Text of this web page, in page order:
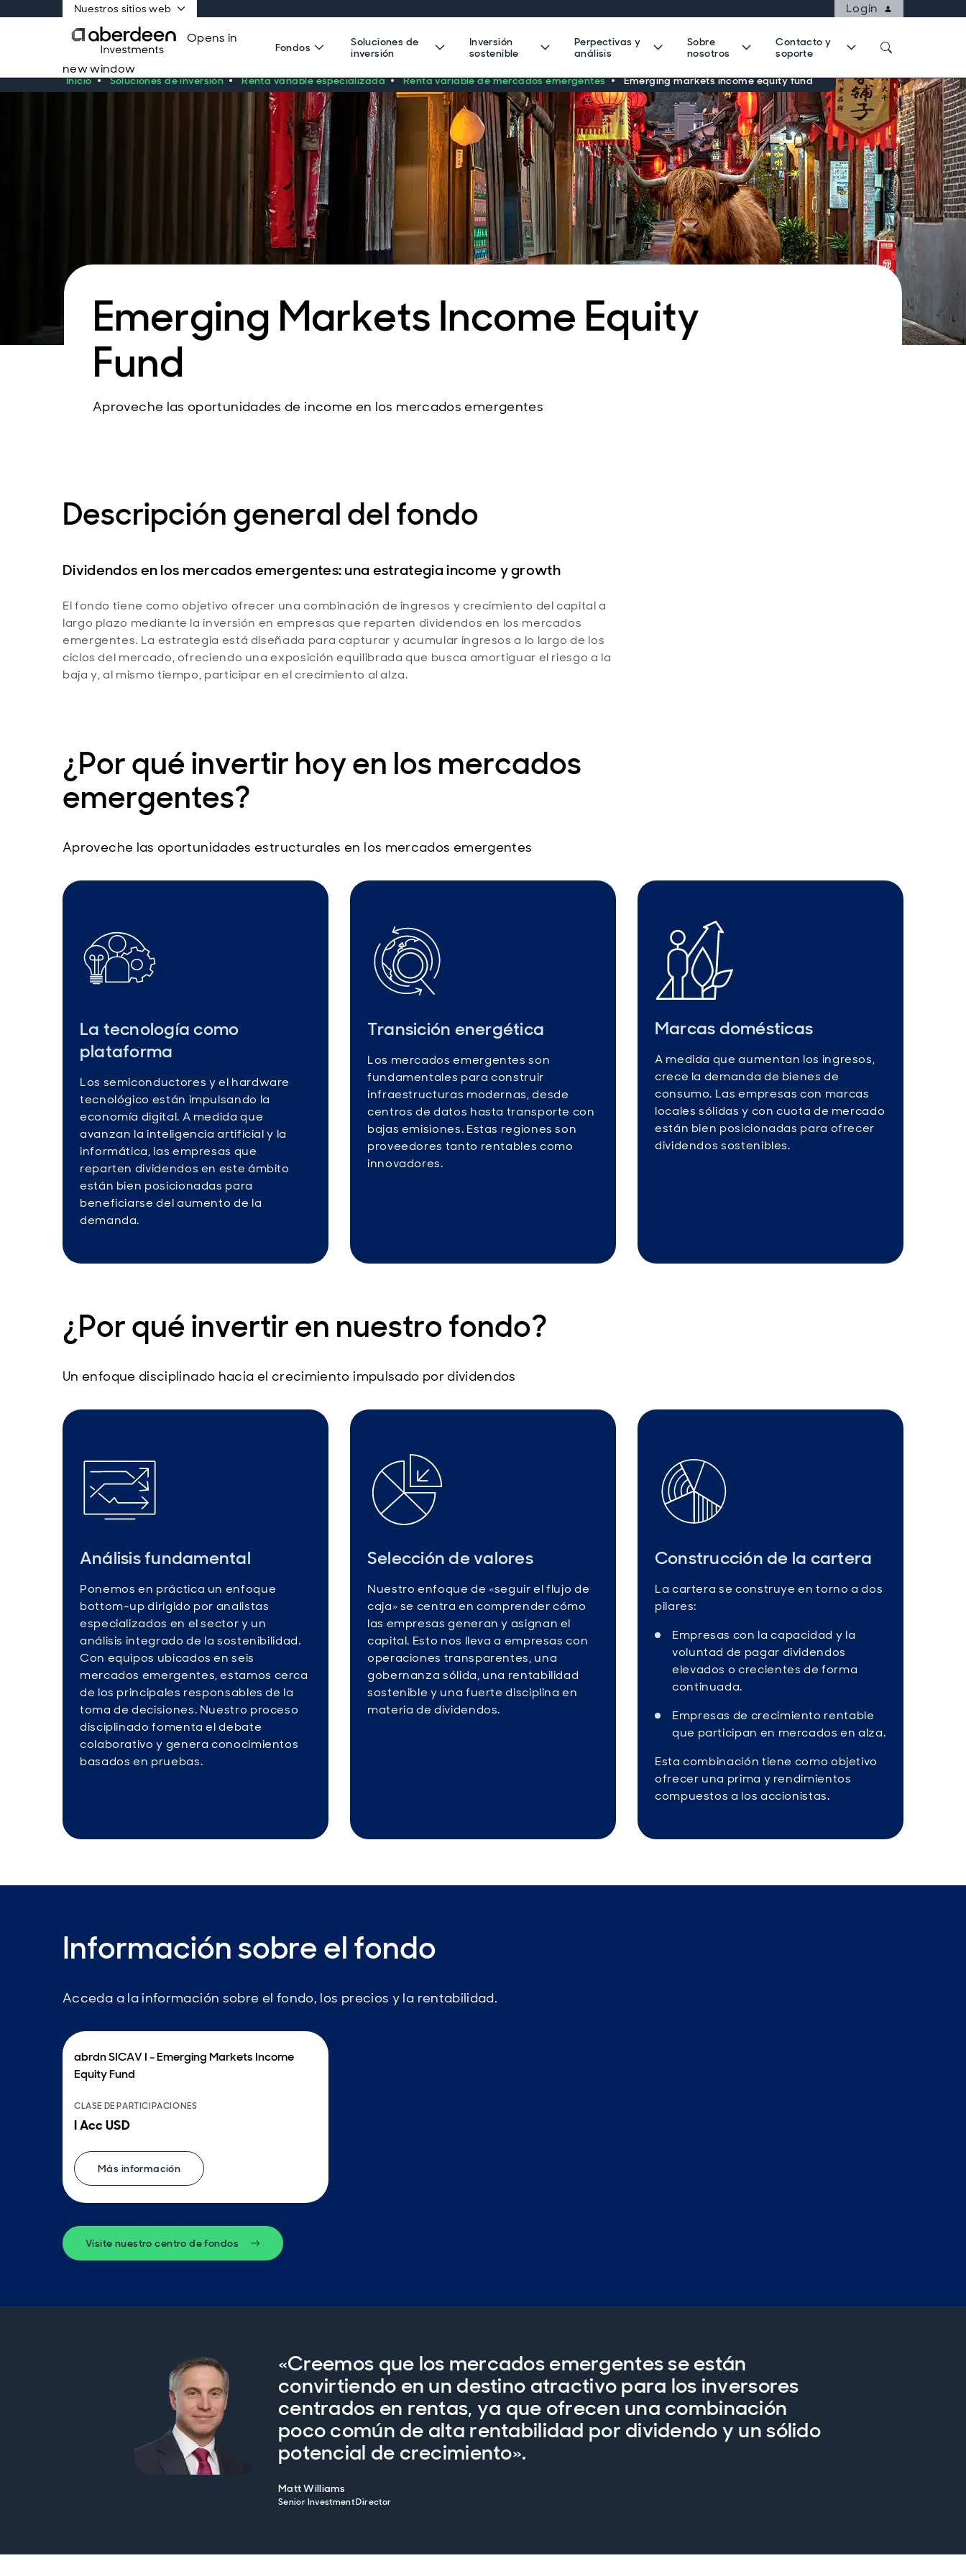
Nuestros sitios web
Login
Opens in
new window
Fondos
Soluciones de
inversión
Inversión
sostenible
Perpectivas y
análisis
Sobre
nosotros
Contacto y
soporte
Inicio Soluciones de inversión Renta variable especializada Renta variable de mercados emergentes Emerging markets income equity fund
Emerging Markets Income Equity
Fund
Aproveche las oportunidades de income en los mercados emergentes
Descripción general del fondo
Dividendos en los mercados emergentes: una estrategia income y growth
El fondo tiene como objetivo ofrecer una combinación de ingresos y crecimiento del capital a
largo plazo mediante la inversión en empresas que reparten dividendos en los mercados
emergentes. La estrategia está diseñada para capturar y acumular ingresos a lo largo de los
ciclos del mercado, ofreciendo una exposición equilibrada que busca amortiguar el riesgo a la
baja y, al mismo tiempo, participar en el crecimiento al alza.
¿Por qué invertir hoy en los mercados
emergentes?
Aproveche las oportunidades estructurales en los mercados emergentes
La tecnología como
plataforma
Los semiconductores y el hardware
tecnológico están impulsando la
economía digital. A medida que
avanzan la inteligencia artificial y la
informática, las empresas que
reparten dividendos en este ámbito
están bien posicionadas para
beneficiarse del aumento de la
demanda.
Transición energética
Los mercados emergentes son
fundamentales para construir
infraestructuras modernas, desde
centros de datos hasta transporte con
bajas emisiones. Estas regiones son
proveedores tanto rentables como
innovadores.
Marcas domésticas
A medida que aumentan los ingresos,
crece la demanda de bienes de
consumo. Las empresas con marcas
locales sólidas y con cuota de mercado
están bien posicionadas para ofrecer
dividendos sostenibles.
¿Por qué invertir en nuestro fondo?
Un enfoque disciplinado hacia el crecimiento impulsado por dividendos
Análisis fundamental
Ponemos en práctica un enfoque
bottom-up dirigido por analistas
especializados en el sector y un
análisis integrado de la sostenibilidad.
Con equipos ubicados en seis
mercados emergentes, estamos cerca
de los principales responsables de la
toma de decisiones. Nuestro proceso
disciplinado fomenta el debate
colaborativo y genera conocimientos
basados en pruebas.
Selección de valores
Nuestro enfoque de «seguir el flujo de
caja» se centra en comprender cómo
las empresas generan y asignan el
capital. Esto nos lleva a empresas con
operaciones transparentes, una
gobernanza sólida, una rentabilidad
sostenible y una fuerte disciplina en
materia de dividendos.
Construcción de la cartera
La cartera se construye en torno a dos
pilares:
Empresas con la capacidad y la
voluntad de pagar dividendos
elevados o crecientes de forma
continuada.
Empresas de crecimiento rentable
que participan en mercados en alza.
Esta combinación tiene como objetivo
ofrecer una prima y rendimientos
compuestos a los accionistas.
Información sobre el fondo
Acceda a la información sobre el fondo, los precios y la rentabilidad.
abrdn SICAV I - Emerging Markets Income
Equity Fund
CLASE DE PARTICIPACIONES
I Acc USD
Más información
Visite nuestro centro de fondos
«Creemos que los mercados emergentes se están
convirtiendo en un destino atractivo para los inversores
centrados en rentas, ya que ofrecen una combinación
poco común de alta rentabilidad por dividendo y un sólido
potencial de crecimiento».
Matt Williams
Senior Investment Director